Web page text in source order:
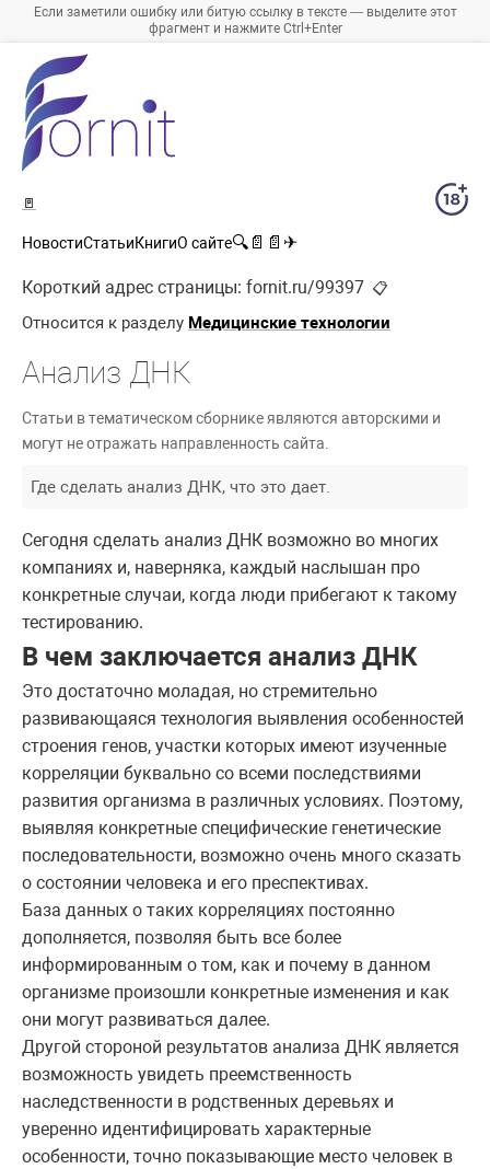
Если заметили ошибку или битую ссылку в тексте — выделите этот
фрагмент и нажмите Ctrl+Enter
🚪
НовостиСтатьиКнигиО сайте🔍 📄 📄 ✈
Короткий адрес страницы: fornit.ru/99397 📋
Относится к разделу Медицинские технологии
Анализ ДНК
Статьи в тематическом сборнике являются авторскими и
могут не отражать направленность сайта.
Где сделать анализ ДНК, что это дает.
Сегодня сделать анализ ДНК возможно во многих
компаниях и, наверняка, каждый наслышан про
конкретные случаи, когда люди прибегают к такому
тестированию.
В чем заключается анализ ДНК
Это достаточно моладая, но стремительно
развивающаяся технология выявления особенностей
строения генов, участки которых имеют изученные
корреляции буквально со всеми последствиями
развития организма в различных условиях. Поэтому,
выявляя конкретные специфические генетические
последовательности, возможно очень много сказать
о состоянии человека и его преспективах.
База данных о таких корреляциях постоянно
дополняется, позволяя быть все более
информированным о том, как и почему в данном
организме произошли конкретные изменения и как
они могут развиваться далее.
Другой стороной результатов анализа ДНК является
возможность увидеть преемственность
наследственности в родственных деревьях и
уверенно идентифицировать характерные
особенности, точно показывающие место человек в